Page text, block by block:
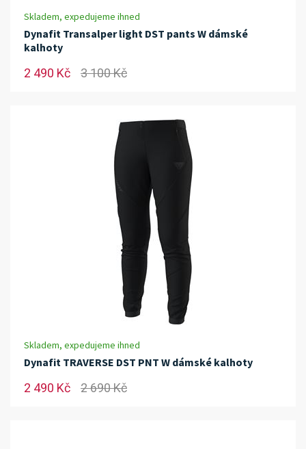
Skladem, expedujeme ihned
Dynafit Transalper light DST pants W dámské
kalhoty
2 490 Kč 3 100 Kč
Skladem, expedujeme ihned
Dynafit TRAVERSE DST PNT W dámské kalhoty
2 490 Kč 2 690 Kč